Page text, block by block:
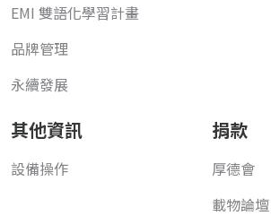
EMI 雙語化學習計畫
品牌管理
永續發展
其他資訊
設備操作
捐款
厚德會
載物論壇